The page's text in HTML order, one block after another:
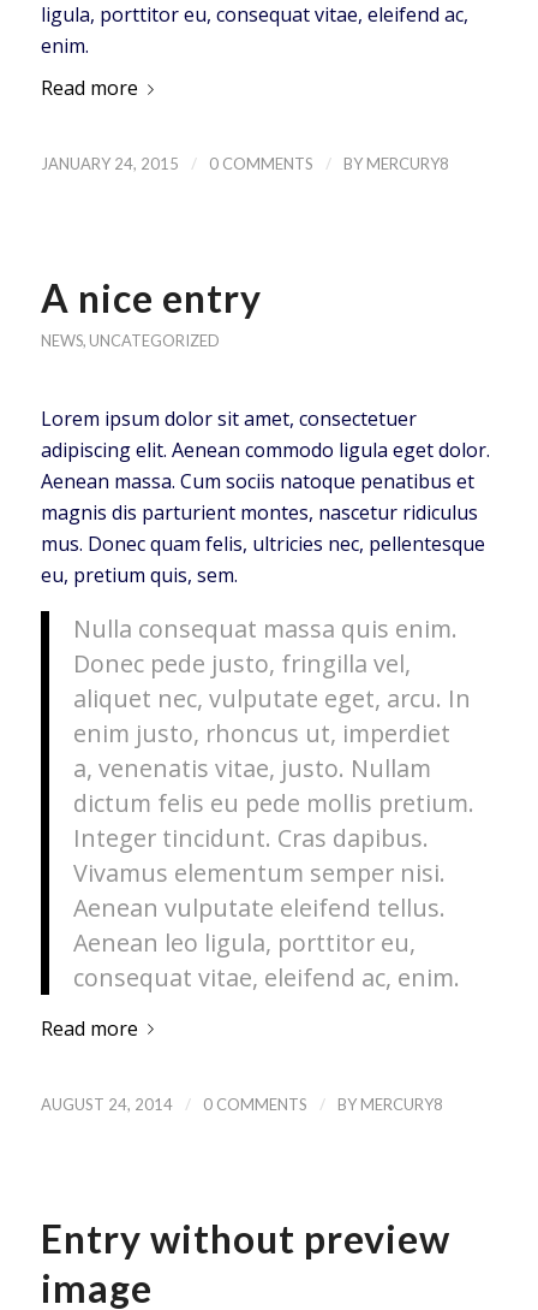
ligula, porttitor eu, consequat vitae, eleifend ac,
enim.
Read more
JANUARY 24, 2015 / 0 COMMENTS / BY MERCURY8
A nice entry
NEWS, UNCATEGORIZED
Lorem ipsum dolor sit amet, consectetuer
adipiscing elit. Aenean commodo ligula eget dolor.
Aenean massa. Cum sociis natoque penatibus et
magnis dis parturient montes, nascetur ridiculus
mus. Donec quam felis, ultricies nec, pellentesque
eu, pretium quis, sem.
Nulla consequat massa quis enim.
Donec pede justo, fringilla vel,
aliquet nec, vulputate eget, arcu. In
enim justo, rhoncus ut, imperdiet
a, venenatis vitae, justo. Nullam
dictum felis eu pede mollis pretium.
Integer tincidunt. Cras dapibus.
Vivamus elementum semper nisi.
Aenean vulputate eleifend tellus.
Aenean leo ligula, porttitor eu,
consequat vitae, eleifend ac, enim.
Read more
AUGUST 24, 2014 / 0 COMMENTS / BY MERCURY8
Entry without preview
image